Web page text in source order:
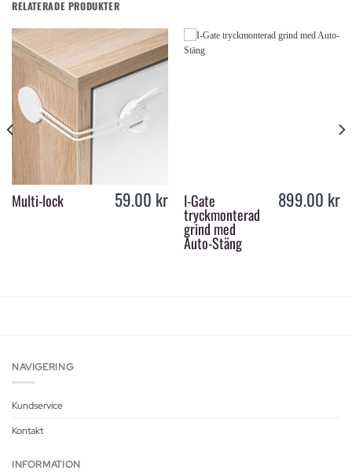
RELATERADE PRODUKTER
Multi-lock 59.00 kr I-Gate
tryckmonterad
grind med
Auto-Stäng
899.00 kr
NAVIGERING
Kundservice
Kontakt
INFORMATION